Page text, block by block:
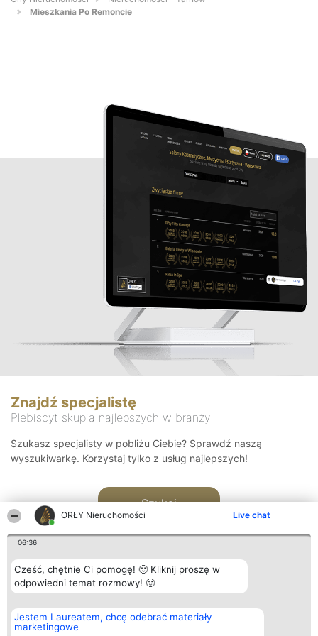
ORŁY Nieruchomości Live chat
06:36
Cześć, chętnie Ci pomogę! 🙂 Kliknij proszę w
odpowiedni temat rozmowy! 🙂
Jestem Laureatem, chcę odebrać materiały
marketingowe
Mieszkania Po Remoncie
Znajdź specjalistę
Plebiscyt skupia najlepszych w branży
Szukasz specjalisty w pobliżu Ciebie? Sprawdź naszą
wyszukiwarkę. Korzystaj tylko z usług najlepszych!
Szukaj
Organizator plebiscytu
Bright Side Solutions sp. z o.
o. sp. k.
Plebiscyt
Laureaci
Kontakt
Kontakt